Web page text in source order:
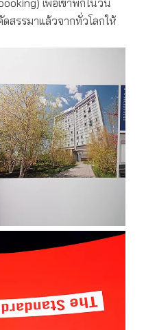
ดสรรมาแล้วจากทั่วโลกให้